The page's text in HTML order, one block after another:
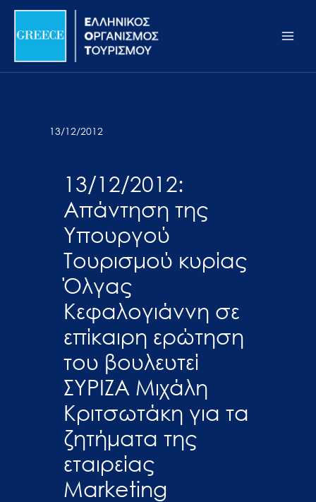
Σημείωση:
ιστότοπος
προσβασιμότητας.
Μετάβαση
περιεχόμενο
13/12/2012
13/12/2012:
Απάντηση της
Υπουργού
Τουρισμού κυρίας
Όλγας
Κεφαλογιάννη σε
επίκαιρη ερώτηση
του βουλευτεί
ΣΥΡΙΖΑ Μιχάλη
Κριτσωτάκη για τα
ζητήματα της
εταιρείας
Marketing